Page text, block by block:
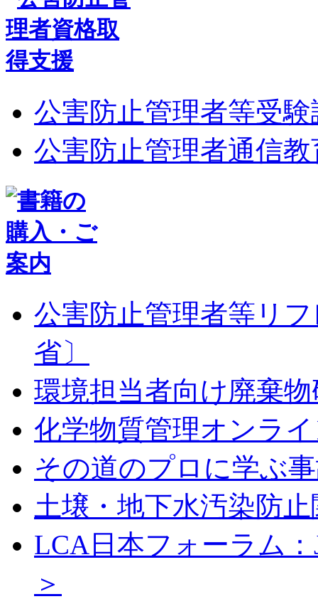
公害防止管理者等受
公害防止管理者通信教
公害防止管理者等リ
省〕
環境担当者向け廃棄
化学物質管理オンラ
その道のプロに学ぶ
土壌・地下水汚染防
LCA日本フォーラム
＞